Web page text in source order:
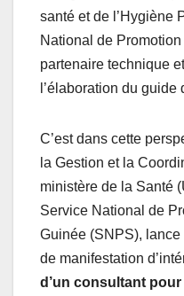
santé et de l’Hygiène
National de
partenaire technique
l’élaboration du guide
C’est dans cette
la Gestion et la
ministère de la Santé
Service National de
Guinée (SNPS),
de manifestation
d’un consultant pour